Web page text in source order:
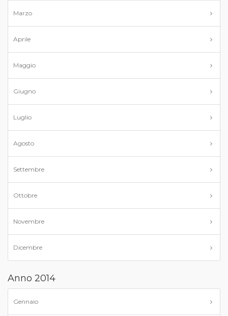
Marzo
Aprile
Maggio
Giugno
Luglio
Agosto
Settembre
Ottobre
Novembre
Dicembre
Anno 2014
Gennaio